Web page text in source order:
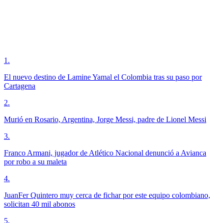
1 .
El nuevo destino de Lamine Yamal el Colombia tras su paso por
Cartagena
2.
Murió en Rosario, Argentina, Jorge Messi, padre de Lionel Messi
3.
Franco Armani, jugador de Atlético Nacional denunció a Avianca
por robo a su maleta
4.
JuanFer Quintero muy cerca de fichar por este equipo colombiano,
solicitan 40 mil abonos
5.